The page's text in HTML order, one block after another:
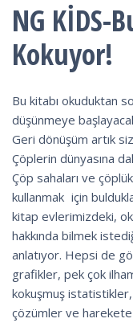
NG KİDS-
Kokuyor!
Bu kitabı okuduktan
düşünmeye
Geri dönüşüm artık
Çöplerin dünyasına
Çöp sahaları ve
kullanmak için
kitap evlerimizdeki,
hakkında bilmek
anlatıyor. Hepsi de
grafikler, pek çok
kokuşmuş
çözümler ve